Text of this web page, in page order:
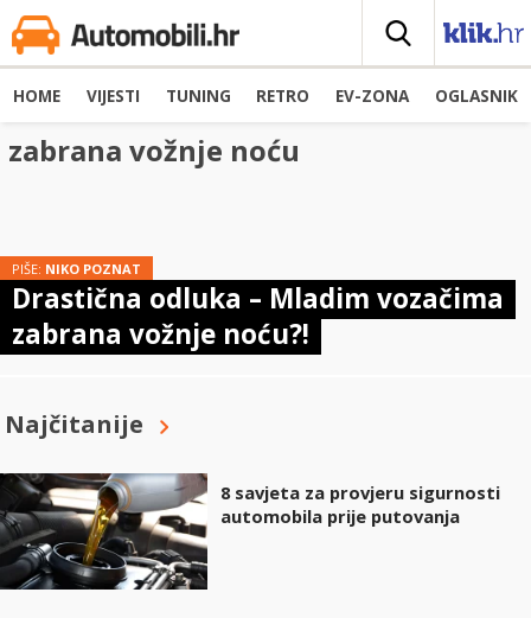
HOME VIJESTI TUNING RETRO EV-ZONA OGLASNIK
zabrana vožnje noću
PIŠE: NIKO POZNAT
Drastična odluka – Mladim vozačima
zabrana vožnje noću?!
Najčitanije
8 savjeta za provjeru sigurnosti
automobila prije putovanja